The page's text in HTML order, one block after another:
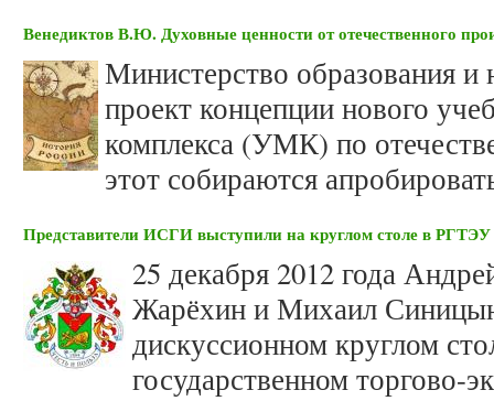
Венедиктов В.Ю. Духовные ценности от отечественного
Министерство образования и
проект концепции нового
комплекса (УМК) по
этот собираются
Представители ИСГИ выступили на круглом столе в РГТЭУ
25 декабря 2012 года
Жарёхин и Михаил
дискуссионном круглом
государственном торгово-